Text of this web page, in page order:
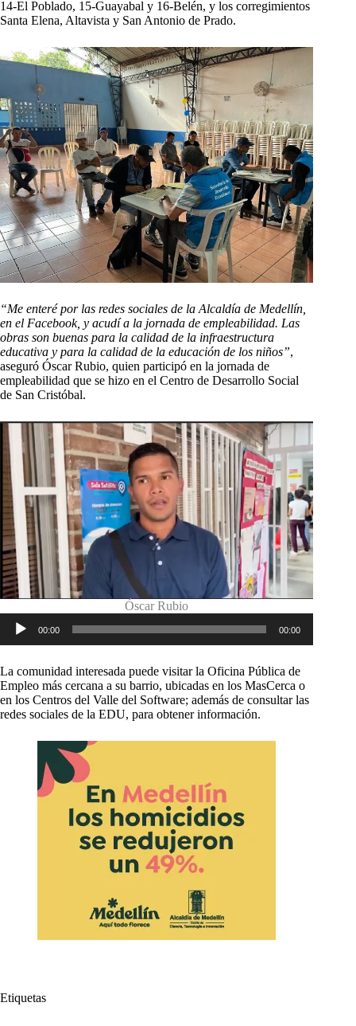
14-El Poblado, 15-Guayabal y 16-Belén, y los corregimientos
Santa Elena, Altavista y San Antonio de Prado.
“Me enteré por las redes sociales de la Alcaldía de Medellín,
en el Facebook, y acudí a la jornada de empleabilidad. Las
obras son buenas para la calidad de la infraestructura
educativa y para la calidad de la educación de los niños”,
aseguró Óscar Rubio, quien participó en la jornada de
empleabilidad que se hizo en el Centro de Desarrollo Social
de San Cristóbal.
Óscar Rubio
Reproductor
audio
00:00 00:00
La comunidad interesada puede visitar la Oficina Pública de
Empleo más cercana a su barrio, ubicadas en los MasCerca o
en los Centros del Valle del Software; además de consultar las
redes sociales de la EDU, para obtener información.
Etiquetas